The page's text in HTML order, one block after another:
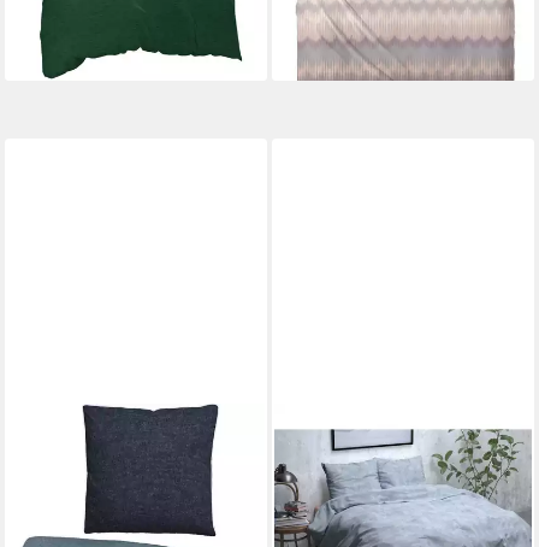
lieferbar - in 2-3 Werktagen bei dir lieferbar - in 3-4 Werktagen bei dir
Wendebettwäsche HERMAL
Melange Flanell uni, kuschelig
weich, Flanell, 2 teilig, Flanell
in Melangeoptik,
SITHEIM-EUROPE
Bettwäsche SLEEPTIME
FLANELL TWIN WASHED
COTTON- Bettbezug &
Kissenbezüge, Flanell, 2 teilig,